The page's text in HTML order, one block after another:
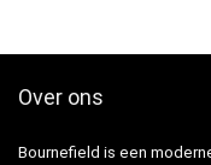
Over ons
Bournefield is een